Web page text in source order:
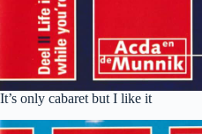
It’s only cabaret but I like it